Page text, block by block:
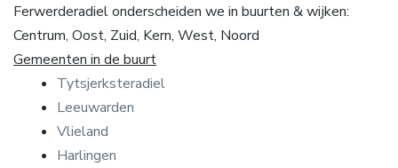
Ferwerderadiel onderscheiden we in buurten & wijken:
Centrum, Oost, Zuid, Kern, West, Noord
Gemeenten in de buurt
Tytsjerksteradiel
Leeuwarden
Vlieland
Harlingen